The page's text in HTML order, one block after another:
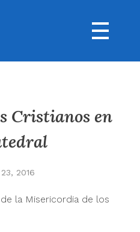
Cristianos en
2016
la Misericordia de los